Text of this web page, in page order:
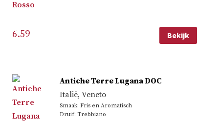
6.59 Bekijk
Antiche Terre Lugana DOC
Italië, Veneto
Smaak: Fris en Aromatisch
Druif: Trebbiano